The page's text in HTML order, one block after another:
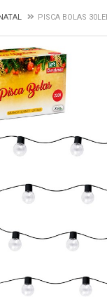
PISCA BOLAS